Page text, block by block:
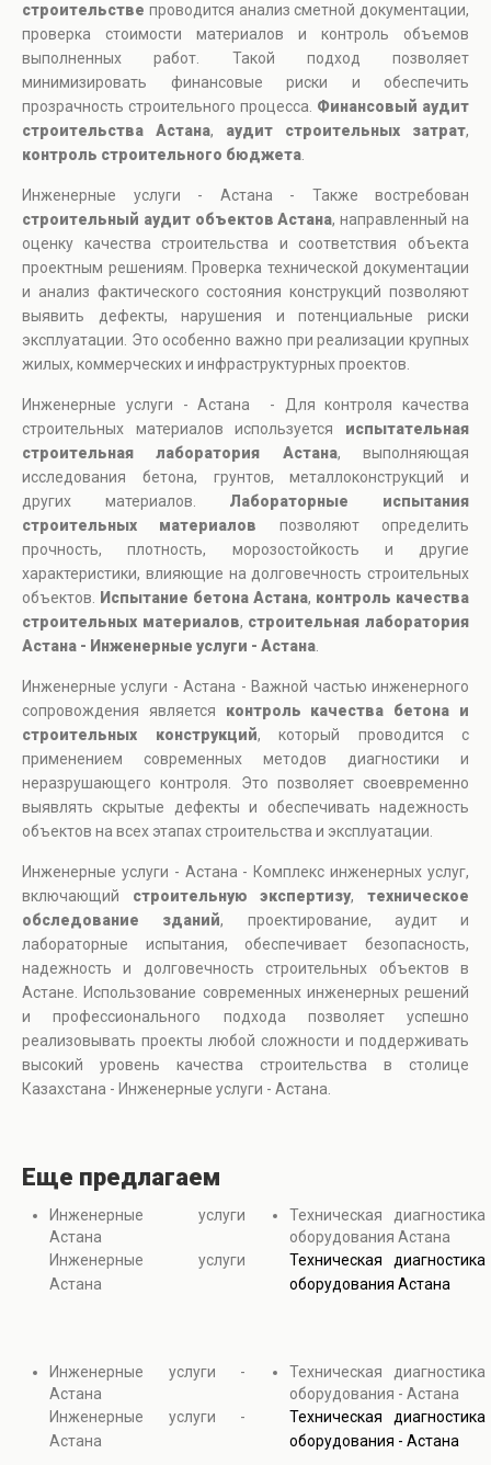
строительстве проводится анализ сметной документации,
проверка стоимости материалов и контроль объемов
выполненных работ. Такой подход позволяет
минимизировать финансовые риски и обеспечить
прозрачность строительного процесса. Финансовый аудит
строительства Астана, аудит строительных затрат,
контроль строительного бюджета
Инженерные услуги - Астана - Также востребован
строительный аудит объектов Астана, направленный на
оценку качества строительства и соответствия объекта
проектным решениям. Проверка технической документации
и анализ фактического состояния конструкций позволяют
выявить дефекты, нарушения и потенциальные риски
эксплуатации. Это особенно важно при реализации крупных
жилых, коммерческих и инфраструктурных проектов.
Инженерные услуги - Астана - Для контроля качества
строительных материалов используется испытательная
строительная лаборатория Астана, выполняющая
исследования бетона, грунтов, металлоконструкций и
других материалов. Лабораторные испытания
строительных материалов позволяют определить
прочность, плотность, морозостойкость и другие
характеристики, влияющие на долговечность строительных
объектов.
Испытание бетона Астана, контроль качества
строительных материалов, строительная лаборатория
Астана - Инженерные услуги - Астана
Инженерные услуги - Астана - Важной частью инженерного
сопровождения является контроль качества бетона и
строительных конструкций, который проводится с
применением современных методов диагностики и
неразрушающего контроля. Это позволяет своевременно
выявлять скрытые дефекты и обеспечивать надежность
объектов на всех этапах строительства и эксплуатации.
Инженерные услуги - Астана - Комплекс инженерных услуг,
включающий строительную экспертизу,техническое
обследование зданий, проектирование, аудит и
лабораторные испытания, обеспечивает безопасность,
надежность и долговечность строительных объектов в
Астане. Использование современных инженерных решений
и профессионального подхода позволяет успешно
реализовывать проекты любой сложности и поддерживать
высокий уровень качества строительства в столице
Казахстана - Инженерные услуги - Астана.
Еще предлагаем
Инженерные услуги
Астана
Инженерные услуги
Астана
Инженерные услуги -
Астана
Инженерные услуги -
Астана
Техническая диагностика
оборудования Астана
Техническая диагностика
оборудования Астана
Техническая диагностика
оборудования - Астана
Техническая диагностика
оборудования - Астана